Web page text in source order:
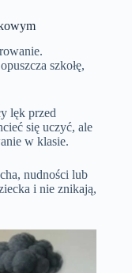
szkołę,
lęk przed
się uczyć, ale
w klasie.
nudności lub
i nie znikają,